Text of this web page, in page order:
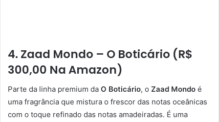
4. Zaad Mondo – O Boticário (R$
300,00 Na Amazon)
Parte da linha premium da O Boticário, o Zaad Mondo é
uma fragrância que mistura o frescor das notas oceânicas
com o toque refinado das notas amadeiradas. É uma